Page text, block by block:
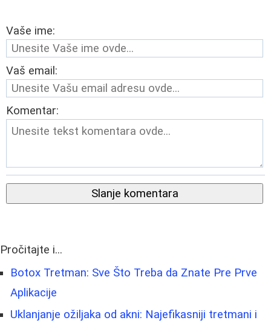
Vaše ime:
Vaš email:
Komentar:
Slanje komentara
Pročitajte i...
Botox Tretman: Sve Što Treba da Znate Pre Prve
Aplikacije
Uklanjanje ožiljaka od akni: Najefikasniji tretmani i